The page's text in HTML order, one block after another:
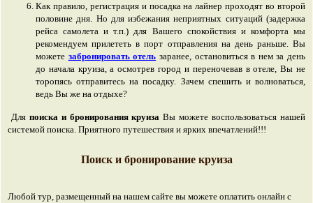
Как правило, регистрация и посадка на лайнер проходят во второй
половине дня. Но для избежания неприятных ситуаций (задержка
рейса самолета и т.п.) для Вашего спокойствия и комфорта мы
рекомендуем прилететь в порт отправления на день раньше. Вы
можете забронировать отель заранее, остановиться в нем за день
до начала круиза, а осмотрев город и переночевав в отеле, Вы не
торопясь отправитесь на посадку. Зачем спешить и волноваться,
ведь Вы же на отдыхе?
Для поиска и бронирования круизаВы можете воспользоваться нашей
системой поиска. Приятного путешествия и ярких впечатлений!!!
Поиск и бронирование круиза
Любой тур, размещенный на нашем сайте вы можете оплатить онлайн с